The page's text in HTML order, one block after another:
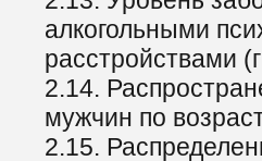
алкогольными
расстройствами
2.14.
мужчин по
2.15.